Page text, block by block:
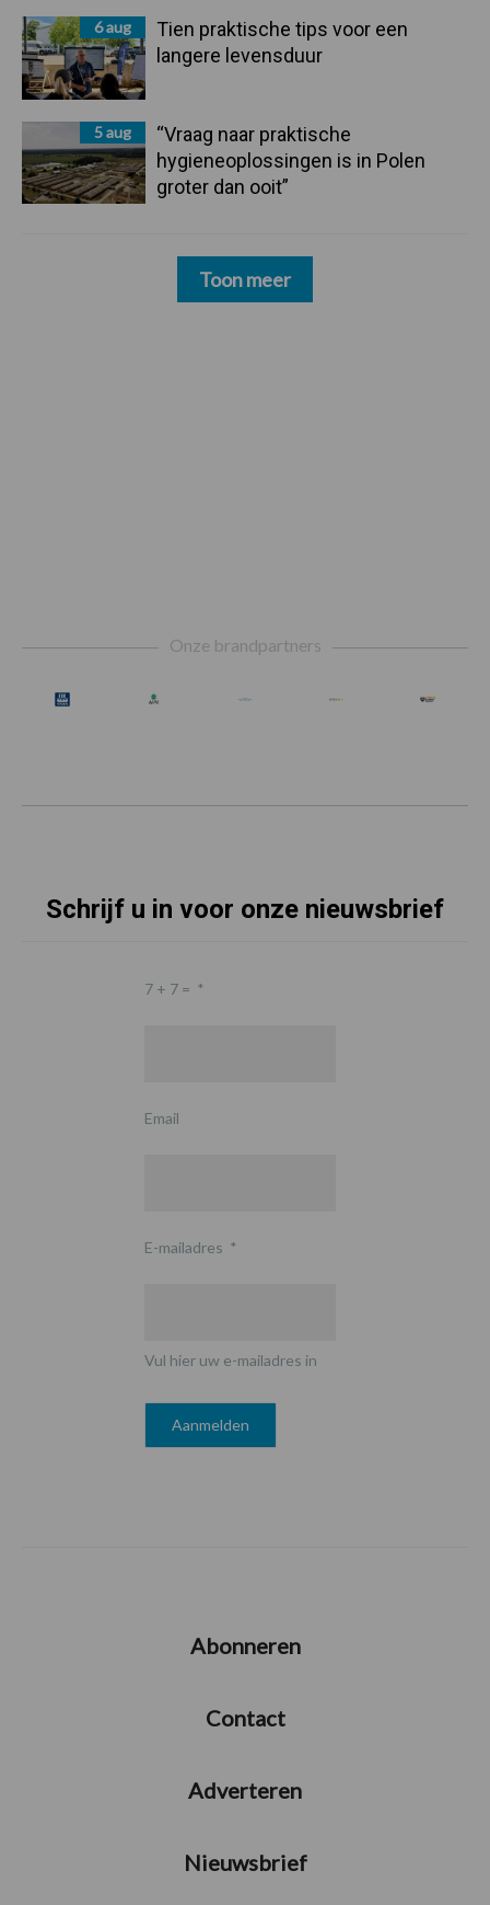
6 aug
Tien praktische tips voor een
langere levensduur
5 aug
“Vraag naar praktische
hygieneoplossingen is in Polen
groter dan ooit”
Toon meer
Onze brandpartners
Schrijf u in voor onze nieuwsbrief
7 + 7 = *
Email
E-mailadres *
Vul hier uw e-mailadres in
Abonneren
Contact
Adverteren
Nieuwsbrief